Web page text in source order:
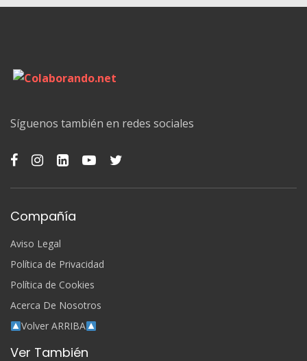
Síguenos también en redes sociales
Compañía
Aviso Legal
Política de Privacidad
Política de Cookies
Acerca De Nosotros
Volver ARRIBA
Ver También